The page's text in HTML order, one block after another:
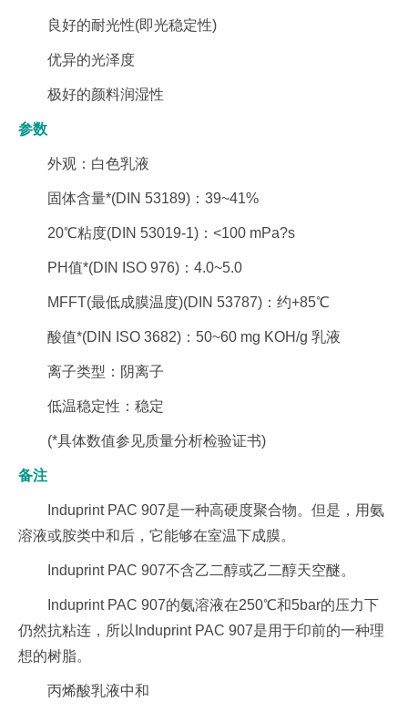
良好的耐光性(即光稳定性)
优异的光泽度
极好的颜料润湿性
参数
外观：白色乳液
固体含量*(DIN 53189)：39~41%
20℃粘度(DIN 53019-1)：<100 mPa?s
PH值*(DIN ISO 976)：4.0~5.0
MFFT(最低成膜温度)(DIN 53787)：约+85℃
酸值*(DIN ISO 3682)：50~60 mg KOH/g 乳液
离子类型：阴离子
低温稳定性：稳定
(*具体数值参见质量分析检验证书)
备注
Induprint PAC 907是一种高硬度聚合物。但是，用氨
溶液或胺类中和后，它能够在室温下成膜。
Induprint PAC 907不含乙二醇或乙二醇天空醚。
Induprint PAC 907的氨溶液在250℃和5bar的压力下
仍然抗粘连，所以Induprint PAC 907是用于印前的一种理
想的树脂。
丙烯酸乳液中和